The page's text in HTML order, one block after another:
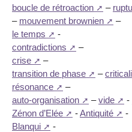
boucle de rétroaction
–
– mouvement brownien
–
le temps
-
contradictions
–
crise
–
transition de phase
–
résonance
–
auto-organisation
–vide -
Zénon d’Elée
-Antiquité
-
Blanqui
-